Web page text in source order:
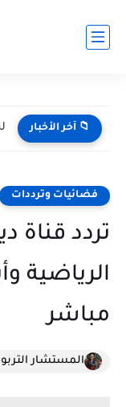
📁 آخر الأخبار
فضائيات وترددات
تردد قناة
الرياضية
مباشر
المستشار